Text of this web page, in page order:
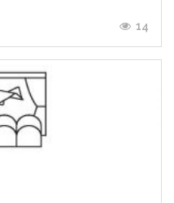
14